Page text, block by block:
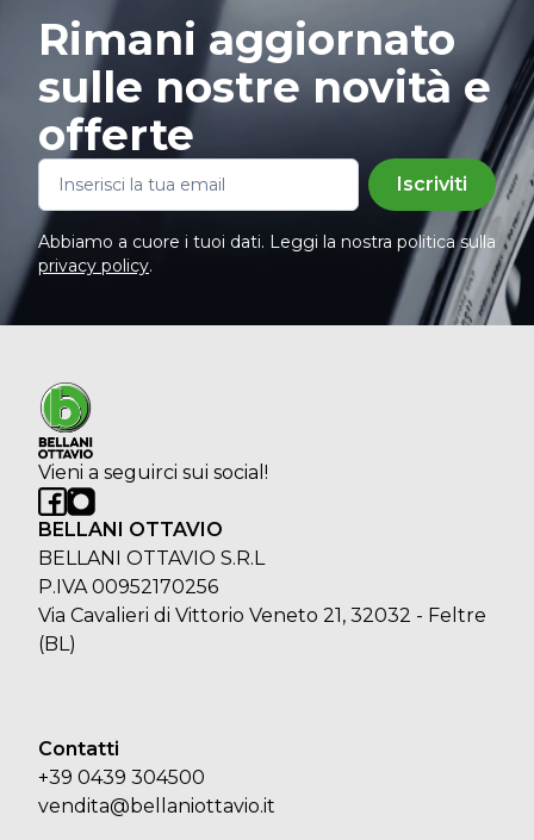
Rimani aggiornato
sulle nostre novità e
offerte
Iscriviti
Abbiamo a cuore i tuoi dati. Leggi la nostra politica sulla
privacy policy.
Vieni a seguirci sui social!
BELLANI OTTAVIO
BELLANI OTTAVIO S.R.L
P.IVA 00952170256
Via Cavalieri di Vittorio Veneto 21, 32032 - Feltre
(BL)
Contatti
+39 0439 304500
vendita@bellaniottavio.it